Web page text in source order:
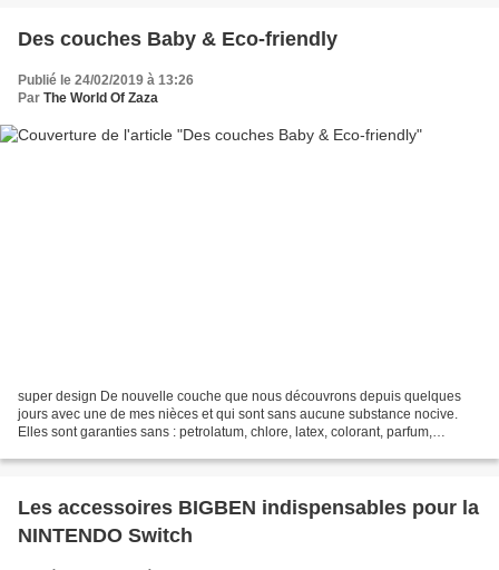
Des couches Baby & Eco-friendly
Publié le 24/02/2019 à 13:26
Par The World Of Zaza
super design De nouvelle couche que nous découvrons depuis quelques
jours avec une de mes nièces et qui sont sans aucune substance nocive.
Elles sont garanties sans : petrolatum, chlore, latex, colorant, parfum,
Les accessoires BIGBEN indispensables pour la
NINTENDO Switch